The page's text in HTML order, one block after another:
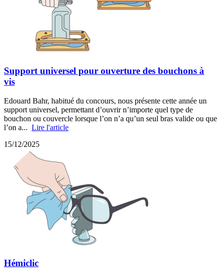
Support universel pour ouverture des bouchons à
vis
Edouard Bahr, habitué du concours, nous présente cette année un
support universel, permettant d’ouvrir n’importe quel type de
bouchon ou couvercle lorsque l’on n’a qu’un seul bras valide ou que
l’on a... Lire l'article
15/12/2025
Hémiclic